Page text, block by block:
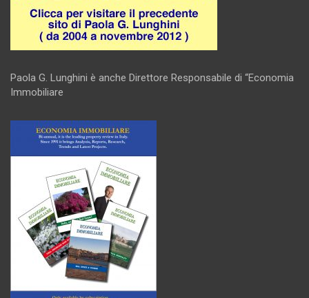
Paola G. Lunghini è anche Direttore Responsabile di “Economia
Immobiliare